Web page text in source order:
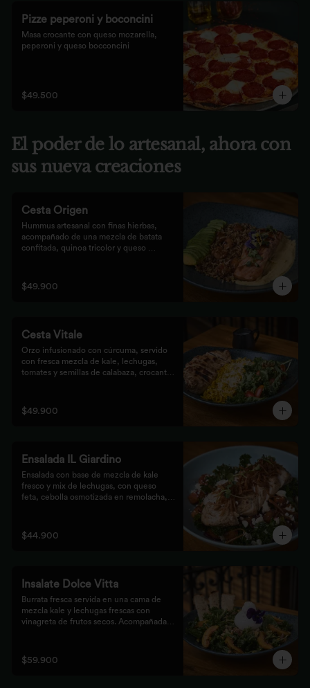
Pizze peperoni y boconcini
Masa crocante con queso mozarella,
peperoni y queso bocconcini
$49.500
El poder de lo artesanal, ahora con
sus nueva creaciones
Cesta Origen
Hummus artesanal con finas hierbas,
acompañado de una mezcla de batata
confitada, quinoa tricolor y queso
$49.900
Cesta Vitale
Orzo infusionado con cúrcuma, servido
con fresca mezcla de kale, lechugas,
tomates y semillas de calabaza, crocante
$49.900
Ensalada IL Giardino
Ensalada con base de mezcla de kale
fresco y mix de lechugas, con queso
feta, cebolla osmotizada en remolacha,
Pollo Romero y finalizada con cipolla
corcante.
$44.900
Insalate Dolce Vitta
Burrata fresca servida en una cama de
mezcla kale y lechugas frescas con
vinagreta de frutos secos. Acompañada
finalizada con bastones de pan de masa
madre al grill.
$59.900